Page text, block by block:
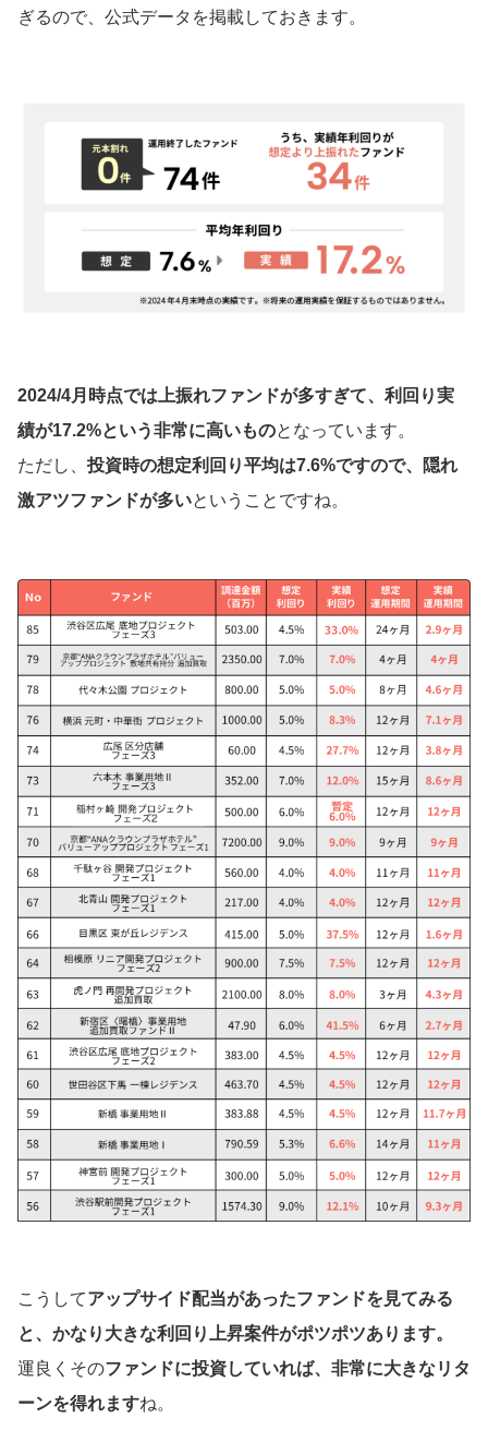
ぎるので、公式データを掲載しておきます。
2024/4月時点では上振れファンドが多すぎて、利回り実
績が17.2%という非常に高いものとなっています。
ただし、 投資時の想定利回り平均は7.6%ですので、隠れ
激アツファンドが多いということですね。
こうしてアップサイド配当があったファンドを見てみる
と、かなり大きな利回り上昇案件がポツポツあります。
運良くそのファンドに投資していれば、非常に大きなリタ
ーンを得れますね。